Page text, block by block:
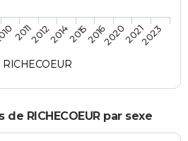
RICHECOEUR
20112012201420152016202020212023
RICHECOEUR par sexe